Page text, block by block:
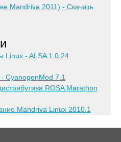
Mandriva 2011) - Скачать
Linux - ALSA 1.0.24
CyanogenMod 7.1
ROSA Marathon
Mandriva Linux 2010.1